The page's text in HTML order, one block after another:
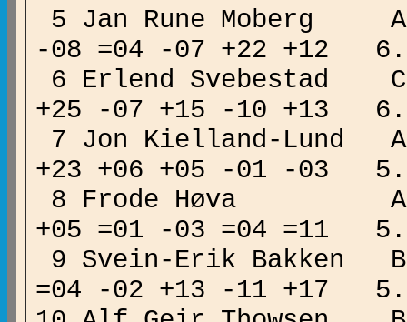
5 Jan Rune Moberg A
-08 =04 -07 +22
6 Erlend
+25 -07 +15 -10
7 Jon Kielland-Lund A
+23 +06 +05 -01 -
8 Frode Høva A
+05 =01 -03 =04
9 Svein-Erik
=04 -02 +13 -11